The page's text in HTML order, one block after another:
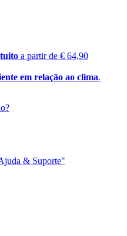
a partir de € 64,90
em relação ao clima.
& Suporte"